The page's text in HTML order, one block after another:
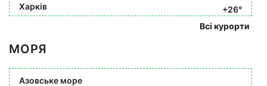
Харків
+26°
Всі курорти
МОРЯ
Азовське море